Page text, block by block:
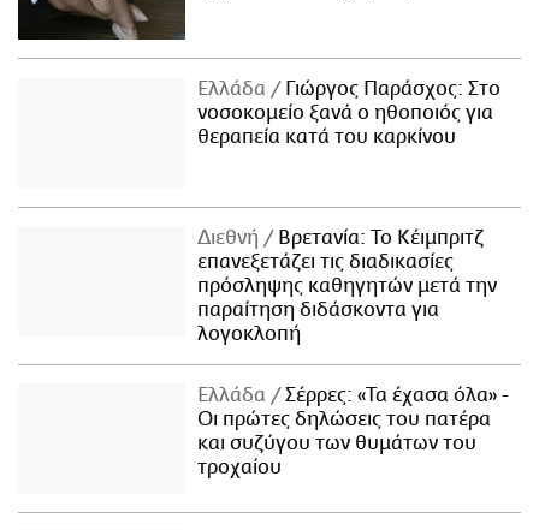
Ελλάδα
Γιώργος Παράσχος: Στο
νοσοκομείο ξανά ο ηθοποιός για
θεραπεία κατά του καρκίνου
Διεθνή
Βρετανία: Το Κέιμπριτζ
επανεξετάζει τις διαδικασίες
πρόσληψης καθηγητών μετά την
παραίτηση διδάσκοντα για
λογοκλοπή
Ελλάδα
Σέρρες: «Τα έχασα όλα» -
Οι πρώτες δηλώσεις του πατέρα
και συζύγου των θυμάτων του
τροχαίου